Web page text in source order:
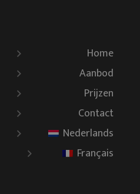
Home
Aanbod
Prijzen
Contact
Nederlands
Français